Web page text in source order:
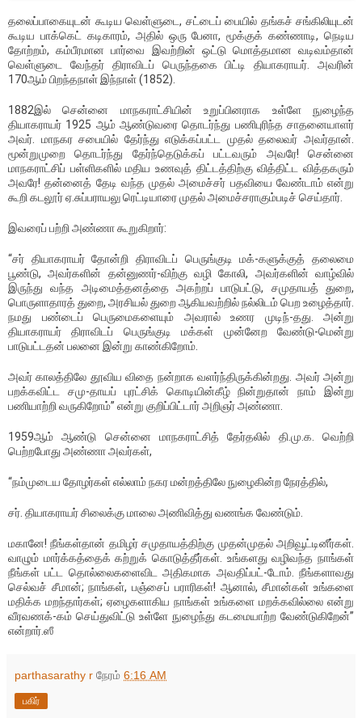
தலைப்பாகையுடன் கூடிய வெள்ளுடை, சட்டைப் பையில் தங்கச் சங்கிலியுடன்
கூடிய பாக்கெட் கடிகாரம், அதில் ஒரு பேனா, மூக்குக் கண்ணாடி, நெடிய
தோற்றம், கம்பீரமான பார்வை இவற்றின் ஒட்டு மொத்தமான வடிவம்தான்
வெள்ளுடை வேந்தர் திராவிடப் பெருந்தகை பிட்டி தியாகராயர். அவரின்
170ஆம் பிறந்தநாள் இந்நாள் (1852).
1882இல் சென்னை மாநகராட்சியின் உறுப்பினராக உள்ளே நுழைந்த
தியாகராயர் 1925 ஆம் ஆண்டுவரை தொடர்ந்து பணிபுரிந்த சாதனையாளர்
அவர். மாநகர சபையில் தேர்ந்து எடுக்கப்பட்ட முதல் தலைவர் அவர்தான்.
மூன்றுமுறை தொடர்ந்து தேர்ந்தெடுக்கப் பட்டவரும் அவரே! சென்னை
மாநகராட்சிப் பள்ளிகளில் மதிய உணவுத் திட்டத்திற்கு வித்திட்ட வித்தகரும்
அவரே! தன்னைத் தேடி வந்த முதல் அமைச்சர் பதவியை வேண்டாம் என்று
கூறி கடலூர் ஏ.சுப்பராயலு ரெட்டியாரை முதல் அமைச்சராகும்படிச் செய்தார்.
இவரைப் பற்றி அண்ணா கூறுகிறார்:
“சர் தியாகராயர் தோன்றி திராவிடப் பெருங்குடி மக்-களுக்குத் தலைமை
பூண்டு, அவர்களின் தன்னுணர்-விற்கு வழி கோலி, அவர்களின் வாழ்வில்
இருந்து வந்த அடிமைத்தனத்தை அகற்றப் பாடுபட்டு, சமுதாயத் துறை,
பொருளாதாரத் துறை, அரசியல் துறை ஆகியவற்றில் நல்லிடம் பெற உழைத்தார்.
நமது பண்டைப் பெருமைகளையும் அவரால் உணர முடிந்-தது. அன்று
தியாகராயர் திராவிடப் பெருங்குடி மக்கள் முன்னேற வேண்டு-மென்று
பாடுபட்டதன் பலனை இன்று காண்கிறோம்.
அவர் காலத்திலே தூவிய விதை நன்றாக வளர்ந்திருக்கின்றது. அவர் அன்று
பறக்கவிட்ட சமு-தாயப் புரட்சிக் கொடியின்கீழ் நின்றுதான் நாம் இன்று
பணியாற்றி வருகிறோம்’’ என்று குறிப்பிட்டார் அறிஞர் அண்ணா.
1959ஆம் ஆண்டு சென்னை மாநகராட்சித் தேர்தலில் தி.மு.க. வெற்றி
பெற்றபோது அண்ணா அவர்கள்,
“நம்முடைய தோழர்கள் எல்லாம் நகர மன்றத்திலே நுழைகின்ற நேரத்தில்,
சர். தியாகராயர் சிலைக்கு மாலை அணிவித்து வணங்க வேண்டும்.
மகானே! நீங்கள்தான் தமிழர் சமுதாயத்திற்கு முதன்முதல் அறிவூட்டினீர்கள்.
வாழும் மார்க்கத்தைக் கற்றுக் கொடுத்தீர்கள். உங்களது வழிவந்த நாங்கள்
நீங்கள் பட்ட தொல்லைகளைவிட அதிகமாக அவதிப்பட்-டோம். நீங்களாவது
செல்வச் சீமான்; நாங்கள், பஞ்சைப் பராரிகள்! ஆனால், சீமான்கள் உங்களை
மதிக்க மறந்தார்கள்; ஏழைகளாகிய நாங்கள் உங்களை மறக்கவில்லை என்று
வீரவணக்-கம் செய்துவிட்டு உள்ளே நுழைந்து கடமையாற்ற வேண்டுகிறேன்’’
என்றார்.ஸீ
parthasarathy r நேரம் 6:16 AM
பகிர்